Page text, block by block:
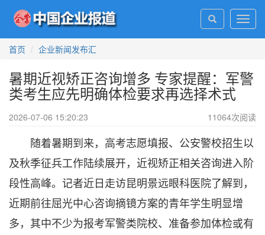
首页
企业新闻发布汇
暑期近视矫正咨询增多 专家提醒：军警
类考生应先明确体检要求再选择术式
2026-07-06 15:20:23 11064次阅读
随着暑期到来，高考志愿填报、公安警校招生以
及秋季征兵工作陆续展开，近视矫正相关咨询进入阶
段性高峰。记者近日走访昆明景远眼科医院了解到，
近期前往屈光中心咨询摘镜方案的青年学生明显增
多，其中不少为报考军警类院校、准备参加体检或有